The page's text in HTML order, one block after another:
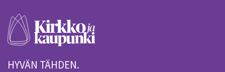
HYVÄN TÄHDEN.